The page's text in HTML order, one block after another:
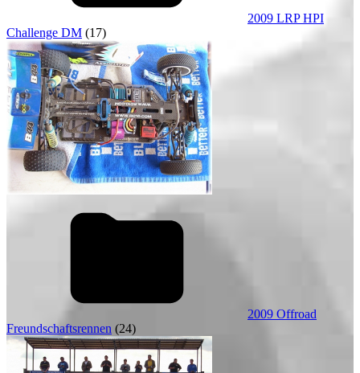
2009 LRP HPI
Challenge DM (17)
2009 Offroad
Freundschaftsrennen (24)